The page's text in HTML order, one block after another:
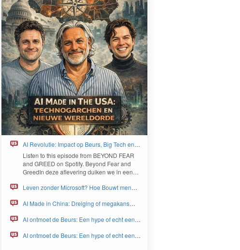
AI Revolutie: Impact op Beurs, Big Tech en
Nieuwe Wereldorde - BEYOND FEAR and
GREED
Lis­ten to this episode from BEYOND FEAR
andGREED on Spo­ti­fy. Beyond Fear and
Greed­In deze aflev­er­ing duiken we in een…
Leven zonder Microsoft? Hoe Bouwt men
BEYOND FEAR and GREED
AI Made in China: Dreiging of megakans
GREED
AI ontmoet de Beurs: Een hype of echt een
GREED
AI ontmoet de Beurs: Een hype of echt een